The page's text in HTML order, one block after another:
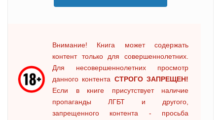
Внимание! Книга может содержать
контент только для совершеннолетних.
Для несовершеннолетних просмотр
данного контента СТРОГО ЗАПРЕЩЕН!
Если в книге присутствует наличие
пропаганды ЛГБТ и другого,
запрещенного контента - просьба